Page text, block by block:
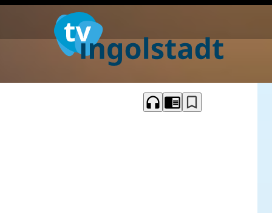
headphones chrome_reader_mode bookmark_border